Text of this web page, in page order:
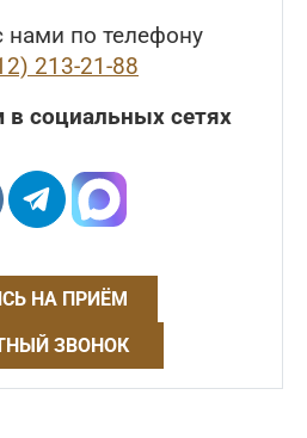
нами по телефону
213-21-88
социальных сетях
НА ПРИЁМ
ЗВОНОК